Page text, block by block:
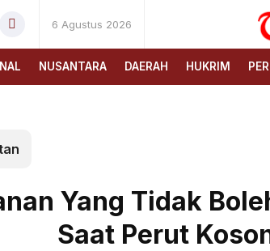
6 Agustus 2026
dari
NUSANTARA DAERAH HUKRIM
Yang Tidak
Saat Perut